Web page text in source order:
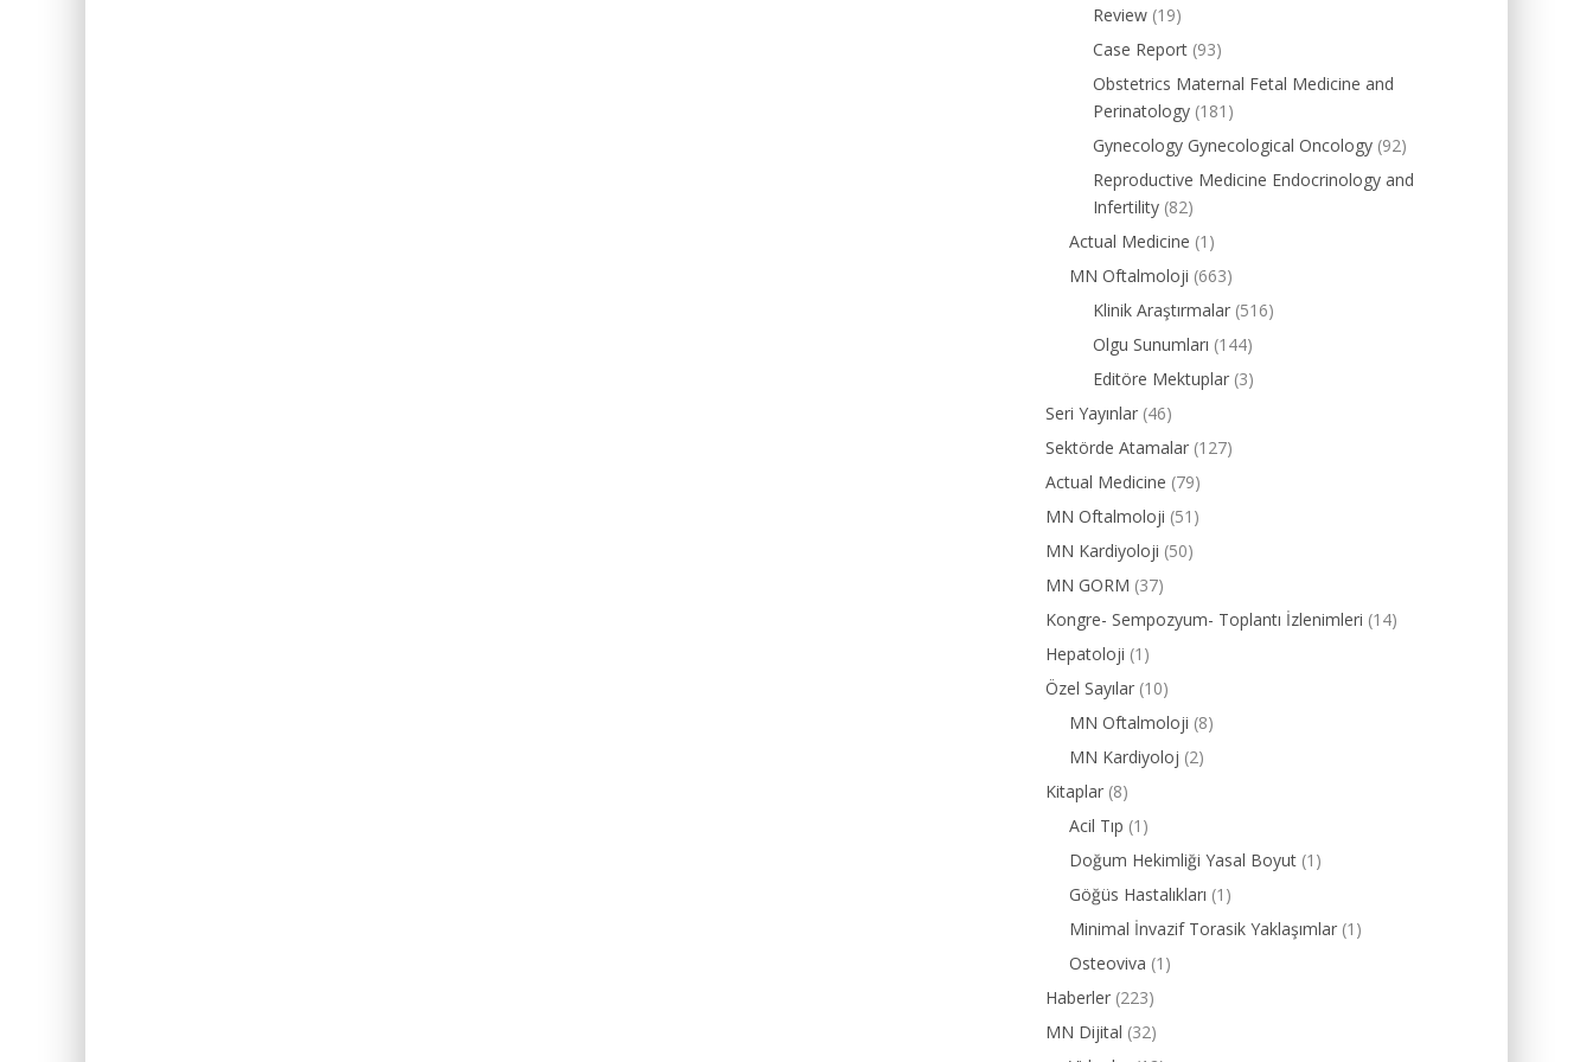
Review (19)
Case Report (93)
Obstetrics Maternal Fetal Medicine and
Perinatology (181)
Gynecology Gynecological Oncology (92)
Reproductive Medicine Endocrinology and
Infertility (82)
Actual Medicine (1)
MN Oftalmoloji (663)
Klinik Araştırmalar (516)
Olgu Sunumları (144)
Editöre Mektuplar (3)
Seri Yayınlar (46)
Sektörde Atamalar (127)
Actual Medicine (79)
MN Oftalmoloji (51)
MN Kardiyoloji (50)
MN GORM (37)
Kongre- Sempozyum- Toplantı İzlenimleri (14)
Hepatoloji (1)
Özel Sayılar (10)
MN Oftalmoloji (8)
MN Kardiyoloj (2)
Kitaplar (8)
Acil Tıp (1)
Doğum Hekimliği Yasal Boyut (1)
Göğüs Hastalıkları (1)
Minimal İnvazif Torasik Yaklaşımlar (1)
Osteoviva (1)
Haberler (223)
MN Dijital (32)